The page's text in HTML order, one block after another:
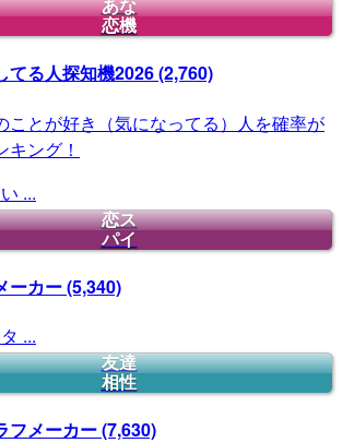
あな
恋機
てる人探知機2026(2,760)
ことが好き（気になってる）人を確率が
ング！
...
恋ス
パイ
ーカー(5,340)
...
友達
相性
フメーカー(7,630)